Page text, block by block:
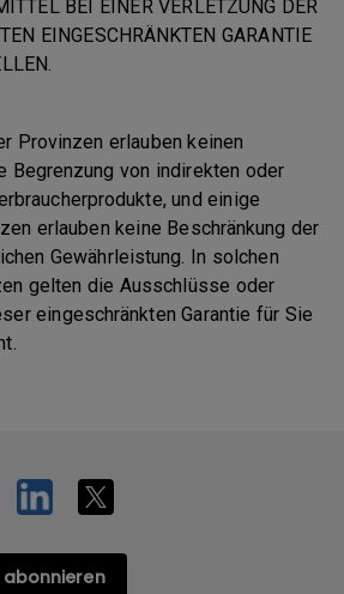
BEI EINER VERLETZUNG DER
EINGESCHRÄNKTEN GARANTIE
Provinzen erlauben keinen
Begrenzung von indirekten oder
und einige
erlauben keine Beschränkung der
Gewährleistung. In solchen
gelten die Ausschlüsse oder
eingeschränkten Garantie für Sie